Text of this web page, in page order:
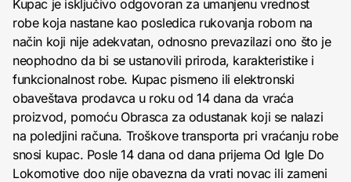
Kupac je isključivo odgovoran za umanjenu vrednost
robe koja nastane kao posledica rukovanja robom na
način koji nije adekvatan, odnosno prevazilazi ono što je
neophodno da bi se ustanovili priroda, karakteristike i
funkcionalnost robe. Kupac pismeno ili elektronski
obaveštava prodavca u roku od 14 dana da vraća
proizvod, pomoću Obrasca za odustanak koji se nalazi
na poledjini računa. Troškove transporta pri vraćanju robe
snosi kupac. Posle 14 dana od dana prijema Od Igle Do
Lokomotive doo nije obavezna da vrati novac ili zameni